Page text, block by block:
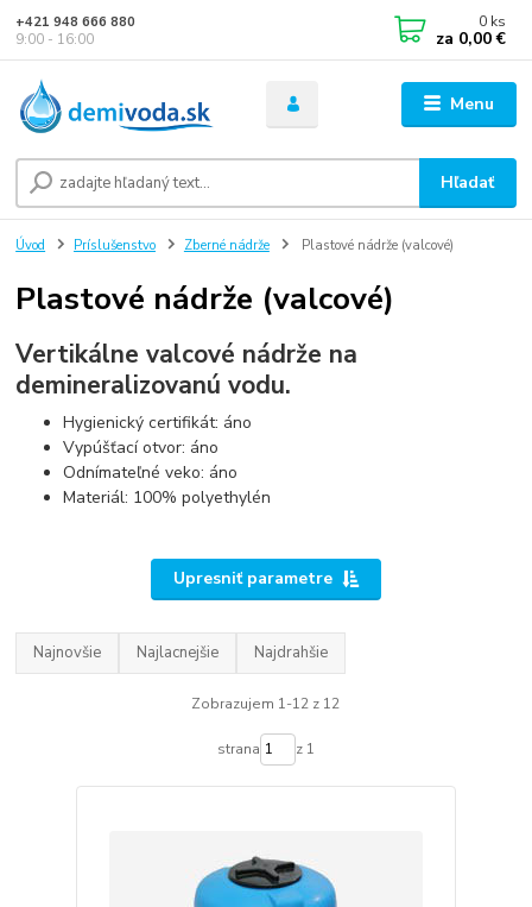
Menu
Hľadať
+421 948 666 880
9:00 - 16:00
0 ks
za 0,00 €
Úvod Príslušenstvo Zberné nádrže Plastové nádrže (valcové)
Plastové nádrže (valcové)
Vertikálne valcové nádrže na
demineralizovanú vodu.
Hygienický certifikát: áno
Vypúšťací otvor: áno
Odnímateľné veko: áno
Materiál: 100% polyethylén
Upresniť parametre
Najnovšie Najlacnejšie Najdrahšie
Zobrazujem 1-12 z 12
strana z 1